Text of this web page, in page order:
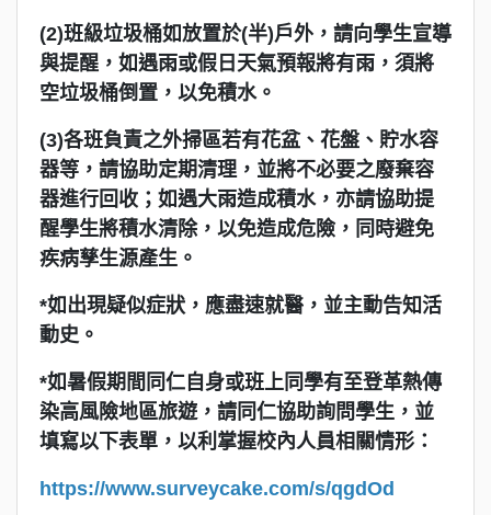
(2)班級垃圾桶如放置於(半)戶外，請向學生宣導
與提醒，如遇雨或假日天氣預報將有雨，須將
空垃圾桶倒置，以免積水。
(3)各班負責之外掃區若有花盆、花盤、貯水容
器等，請協助定期清理，並將不必要之廢棄容
器進行回收；如遇大雨造成積水，亦請協助提
醒學生將積水清除，以免造成危險，同時避免
疾病孳生源產生。
*如出現疑似症狀，應盡速就醫，並主動告知活
動史。
*如暑假期間同仁自身或班上同學有至登革熱傳
染高風險地區旅遊，請同仁協助詢問學生，並
填寫以下表單，以利掌握校內人員相關情形：
https://www.surveycake.com/s/qgdOd